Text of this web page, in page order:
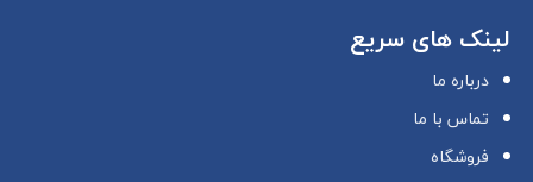
لینک های سریع
درباره ما
تماس با ما
فروشگاه